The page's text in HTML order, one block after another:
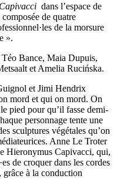
dans l’espace de
de quatre
de la morsure
».
Bance, Maia Dupuis,
et Amelia Rucińska.
et Jimi Hendrix
mord et qui on mord. On
pied pour qu’il fasse demi-
personnage tente une
sculptures végétales qu’on
Anne Le Troter
Hieronymus Capivacci, qui,
de croquer dans les cordes
grâce à la conduction